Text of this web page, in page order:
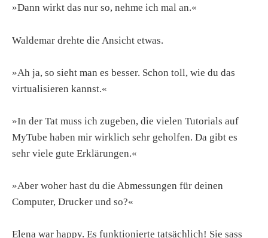
»Dann wirkt das nur so, nehme ich mal an.«
Waldemar drehte die Ansicht etwas.
»Ah ja, so sieht man es besser. Schon toll, wie du das
virtualisieren kannst.«
»In der Tat muss ich zugeben, die vielen Tutorials auf
MyTube haben mir wirklich sehr geholfen. Da gibt es
sehr viele gute Erklärungen.«
»Aber woher hast du die Abmessungen für deinen
Computer, Drucker und so?«
Elena war happy. Es funktionierte tatsächlich! Sie sass